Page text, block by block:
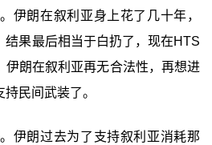
伊朗在叙利亚身上花了几十年，
结果最后相当于白扔了，现在HTS
伊朗在叙利亚再无合法性，再想进
民间武装了。
伊朗过去为了支持叙利亚消耗那